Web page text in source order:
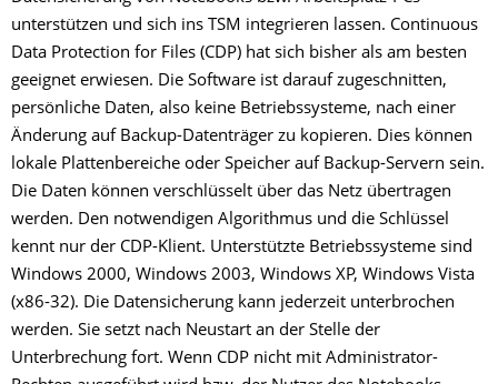
unterstützen und sich ins TSM integrieren lassen. Continuous
Data Protection for Files (CDP) hat sich bisher als am besten
geeignet erwiesen. Die Software ist darauf zugeschnitten,
persönliche Daten, also keine Betriebssysteme, nach einer
Änderung auf Backup-Datenträger zu kopieren. Dies können
lokale Plattenbereiche oder Speicher auf Backup-Servern sein.
Die Daten können verschlüsselt über das Netz übertragen
werden. Den notwendigen Algorithmus und die Schlüssel
kennt nur der CDP-Klient. Unterstützte Betriebssysteme sind
Windows 2000, Windows 2003, Windows XP, Windows Vista
(x86-32). Die Datensicherung kann jederzeit unterbrochen
werden. Sie setzt nach Neustart an der Stelle der
Unterbrechung fort. Wenn CDP nicht mit Administrator-